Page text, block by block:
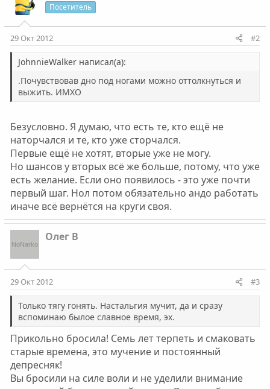
Посетитель
29 Окт 2012 #2
JohnnieWalker написал(а):
.Почувствовав дно под ногами можно оттолкнуться и
выжить. ИМХО
Безусловно. Я думаю, что есть те, кто ещё не
наторчался и те, кто уже сторчался.
Первые ещё не хотят, вторые уже не могу.
Но шансов у вторых всё же больше, потому, что уже
есть желание. Если оно появилось - это уже почти
первый шаг. Нол потом обязательно андо работать
иначе всё вернётся на круги своя.
Олег В
29 Окт 2012 #3
Только тягу гонять. Настальгия мучит, да и сразу
вспоминаю былое славное время, эх.
Прикольно бросила! Семь лет терпеть и смаковать
старые времена, это мучение и постоянный
депресняк!
Вы бросили на силе воли и не уделили внимание